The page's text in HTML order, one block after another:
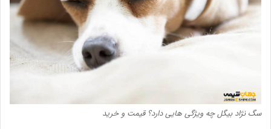
سگ نژاد بیگل چه ویژگی هایی دارد؟ قیمت و خرید